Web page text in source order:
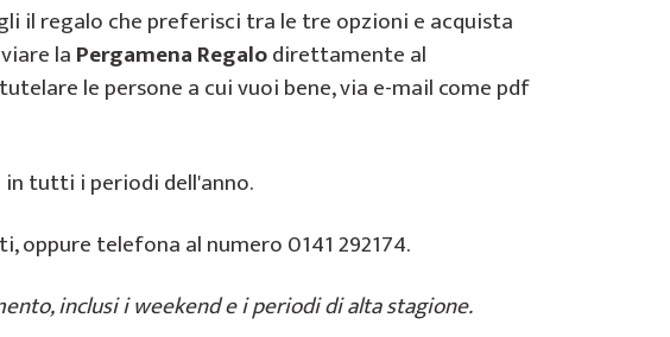
il regalo che preferisci tra le tre opzioni e acquista
laPergamena Regalodirettamente al
le persone a cui vuoi bene, via e-mail come pdf
tutti i periodi dell'anno.
telefona al numero 0141 292174.
inclusi i weekend e i periodi di alta stagione.